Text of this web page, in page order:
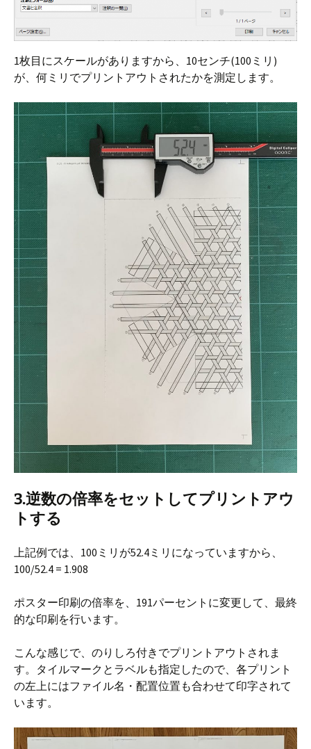
1枚目にスケールがありますから、10センチ(100ミリ)
が、何ミリでプリントアウトされたかを測定します。
3.逆数の倍率をセットしてプリントアウ
トする
上記例では、100ミリが52.4ミリになっていますから、
100/52.4 = 1.908
ポスター印刷の倍率を、191パーセントに変更して、最終
的な印刷を行います。
こんな感じで、のりしろ付きでプリントアウトされま
す。タイルマークとラベルも指定したので、各プリント
の左上にはファイル名・配置位置も合わせて印字されて
います。